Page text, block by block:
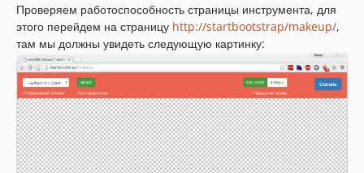
Проверяем работоспособность страницы инструмента, для
этого перейдем на страницу http://startbootstrap/makeup/,
там мы должны увидеть следующую картинку: